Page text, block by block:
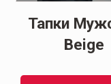
Тапки
Beige